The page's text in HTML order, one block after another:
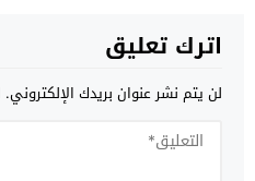
اترك تعليق
لن يتم نشر عنوان بريدك الإلكتروني.